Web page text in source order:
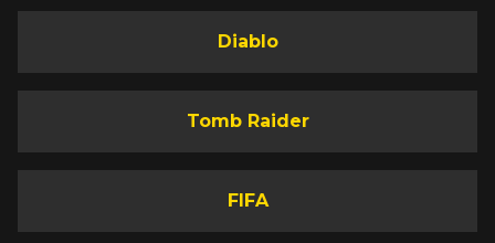
Diablo
Tomb Raider
FIFA